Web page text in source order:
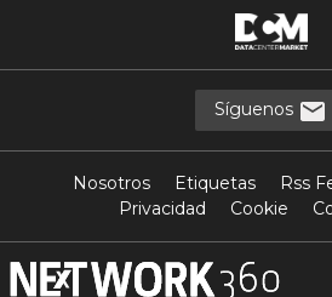
Síguenos
Nosotros Etiquetas Rss
Privacidad
Cookie